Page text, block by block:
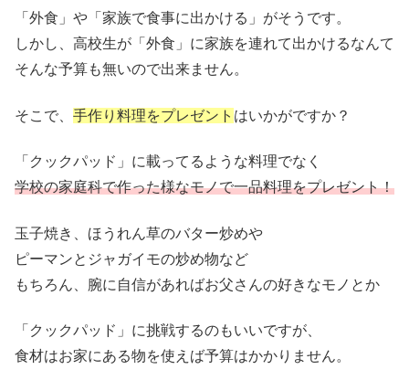
「外食」や「家族で食事に出かける」がそうです。
しかし、高校生が「外食」に家族を連れて出かけるなんて
そんな予算も無いので出来ません。
そこで、 手作り料理をプレゼント はいかがですか？
「クックパッド」に載ってるような料理でなく
学校の家庭科で作った様なモノで一品料理をプレゼント！
玉子焼き、ほうれん草のバター炒めや
ピーマンとジャガイモの炒め物など
もちろん、腕に自信があればお父さんの好きなモノとか
「クックパッド」に挑戦するのもいいですが、
食材はお家にある物を使えば予算はかかりません。